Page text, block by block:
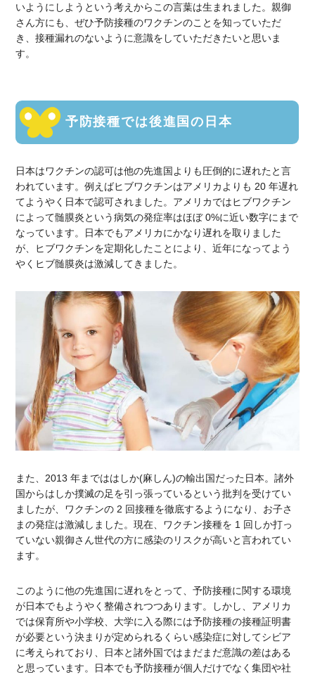
いようにしようという考えからこの言葉は生まれました。親御
さん方にも、ぜひ予防接種のワクチンのことを知っていただ
き、接種漏れのないように意識をしていただきたいと思いま
す。
予防接種では後進国の日本
日本はワクチンの認可は他の先進国よりも圧倒的に遅れたと言
われています。例えばヒブワクチンはアメリカよりも 20 年遅れ
てようやく日本で認可されました。アメリカではヒブワクチン
によって髄膜炎という病気の発症率はほぼ 0%に近い数字にまで
なっています。日本でもアメリカにかなり遅れを取りました
が、ヒブワクチンを定期化したことにより、近年になってよう
やくヒブ髄膜炎は激減してきました。
また、2013 年までははしか(麻しん)の輸出国だった日本。諸外
国からはしか撲滅の足を引っ張っているという批判を受けてい
ましたが、ワクチンの 2 回接種を徹底するようになり、お子さ
まの発症は激減しました。現在、ワクチン接種を 1 回しか打っ
ていない親御さん世代の方に感染のリスクが高いと言われてい
ます。
このように他の先進国に遅れをとって、予防接種に関する環境
が日本でもようやく整備されつつあります。しかし、アメリカ
では保育所や小学校、大学に入る際には予防接種の接種証明書
が必要という決まりが定められるくらい感染症に対してシビア
に考えられており、日本と諸外国ではまだまだ意識の差はある
と思っています。日本でも予防接種が個人だけでなく集団や社